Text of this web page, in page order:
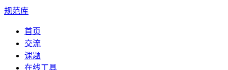
规范库
首页
交流
课题
在线工具